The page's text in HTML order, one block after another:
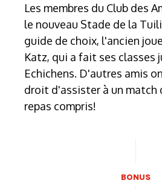
Les membres du Club des
le nouveau Stade de la
guide de choix, l'ancien
Katz, qui a fait ses classes
Echichens. D'autres amis
droit d'assister à un match
repas compris!
BONUS